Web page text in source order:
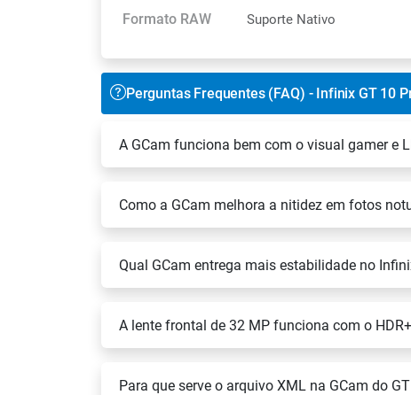
Formato RAW Suporte Nativo
Perguntas Frequentes (FAQ) - Infinix GT 10
A GCam funciona bem com o visual gamer e
Como a GCam melhora a nitidez em fotos
Qual GCam entrega mais estabilidade no
A lente frontal de 32 MP funciona com o
Para que serve o arquivo XML na GCam do